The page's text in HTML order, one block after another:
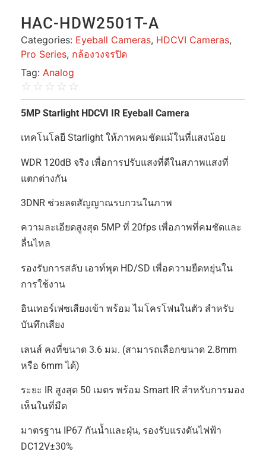
HAC-HDW2501T-A
Categories: Eyeball Cameras, HDCVI Cameras,
Pro Series, กล้องวงจรปิด
Tag: Analog
☆ ☆ ☆ ☆ ☆
5MP Starlight HDCVI IR Eyeball Camera
เทคโนโลยี Starlight ให้ภาพคมชัดแม้ในที่แสงน้อย
WDR 120dB จริง เพื่อการปรับแสงที่ดีในสภาพแสงที่
แตกต่างกัน
3DNR ช่วยลดสัญญาณรบกวนในภาพ
ความละเอียดสูงสุด 5MP ที่ 20fps เพื่อภาพที่คมชัดและ
ลื่นไหล
รองรับการสลับ เอาท์พุต HD/SD เพื่อความยืดหยุ่นใน
การใช้งาน
อินเทอร์เฟซเสียงเข้า พร้อม ไมโครโฟนในตัว สำหรับ
บันทึกเสียง
เลนส์ คงที่ขนาด 3.6 มม. (สามารถเลือกขนาด 2.8mm
หรือ 6mm ได้)
ระยะ IR สูงสุด 50 เมตร พร้อม Smart IR สำหรับการมอง
เห็นในที่มืด
มาตรฐาน IP67 กันน้ำและฝุ่น, รองรับแรงดันไฟฟ้า
DC12V±30%